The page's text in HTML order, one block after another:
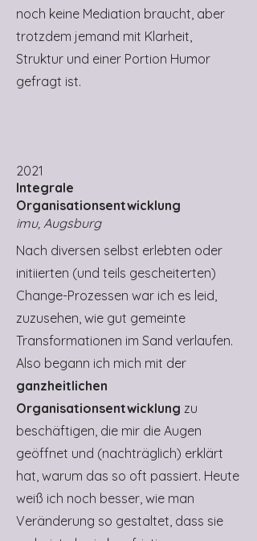
noch keine Mediation braucht, aber
trotzdem jemand mit Klarheit,
Struktur und einer Portion Humor
gefragt ist.
2021
Integrale
Organisationsentwicklung
imu, Augsburg
Nach diversen selbst erlebten oder
initiierten (und teils gescheiterten)
Change-Prozessen war ich es leid,
zuzusehen, wie gut gemeinte
Transformationen im Sand verlaufen.
Also begann ich mich mit der
ganzheitlichen
Organisationsentwicklung zu
beschäftigen, die mir die Augen
geöffnet und (nachträglich) erklärt
hat, warum das so oft passiert. Heute
weiß ich noch besser, wie man
Veränderung so gestaltet, dass sie